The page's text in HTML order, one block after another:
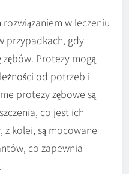
w leczeniu
przypadkach, gdy
zębów. Protezy mogą
od potrzeb i
protezy zębowe są
co jest ich
z kolei, są mocowane
co zapewnia